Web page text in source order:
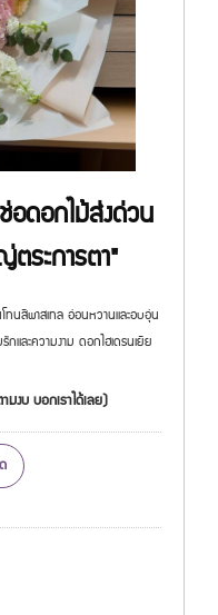
ดอกไม้ส่งด่วน
ระการตา"
นสีพาสเทล อ่อนหวานและอบอุ่น
ละความงาม ดอกไฮเดรนเยีย
งบ บอกเราได้เลย)